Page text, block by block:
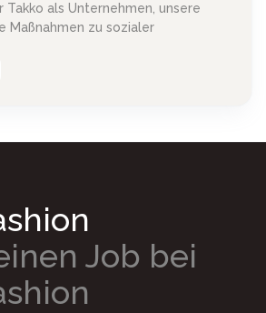
Takko als Unternehmen, unsere
Maßnahmen zu sozialer
Job bei